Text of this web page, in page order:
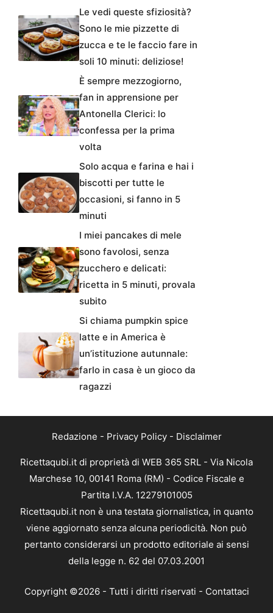
Le vedi queste sfiziosità?
Sono le mie pizzette di
zucca e te le faccio fare in
soli 10 minuti: deliziose!
È sempre mezzogiorno,
fan in apprensione per
Antonella Clerici: lo
confessa per la prima
volta
Solo acqua e farina e hai i
biscotti per tutte le
occasioni, si fanno in 5
minuti
I miei pancakes di mele
sono favolosi, senza
zucchero e delicati:
ricetta in 5 minuti, provala
subito
Si chiama pumpkin spice
latte e in America è
un’istituzione autunnale:
farlo in casa è un gioco da
ragazzi
Redazione - Privacy Policy- Disclaimer
Ricettaqubi.it di proprietà di WEB 365 SRL - Via Nicola
Marchese 10, 00141 Roma (RM) - Codice Fiscale e
Partita I.V.A. 12279101005
Ricettaqubi.it non è una testata giornalistica, in quanto
viene aggiornato senza alcuna periodicità. Non può
pertanto considerarsi un prodotto editoriale ai sensi
della legge n. 62 del 07.03.2001
Copyright ©2026 - Tutti i diritti riservati - Contattaci